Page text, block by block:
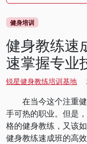
健身培训
健身教练速
速掌握专业
锐星健身教练培训基地
在当今这个注重健
手可热的职业。但是
格的健身教练，又该
健身教练速成班的高